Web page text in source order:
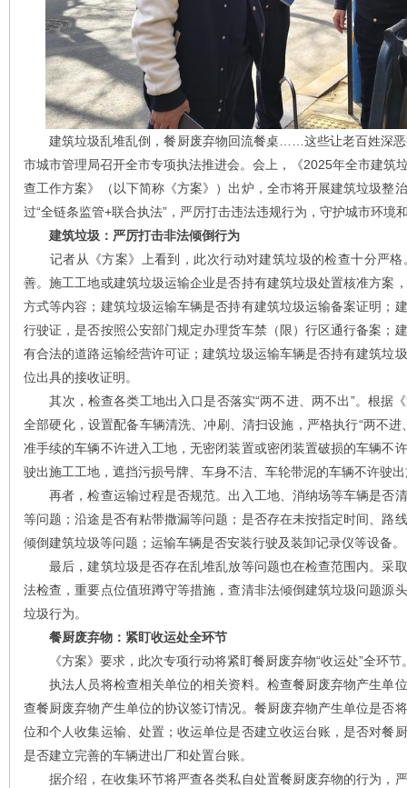
建筑垃圾乱堆乱倒，餐厨废弃物回流餐桌……这些让老百姓深恶
市城市管理局召开全市专项执法推进会。会上，《2025年全市建筑
查工作方案》（以下简称《方案》）出炉，全市将开展建筑垃圾整
过“全链条监管+联合执法”，严厉打击违法违规行为，守护城市环境
建筑垃圾：严厉打击非法倾倒行为
记者从《方案》上看到，此次行动对建筑垃圾的检查十分严格
善。施工工地或建筑垃圾运输企业是否持有建筑垃圾处置核准方案
方式等内容；建筑垃圾运输车辆是否持有建筑垃圾运输备案证明；
行驶证，是否按照公安部门规定办理货车禁（限）行区通行备案；
有合法的道路运输经营许可证；建筑垃圾运输车辆是否持有建筑垃
位出具的接收证明。
其次，检查各类工地出入口是否落实“两不进、两不出”。根据
全部硬化，设置配备车辆清洗、冲刷、清扫设施，严格执行“两不
准手续的车辆不许进入工地，无密闭装置或密闭装置破损的车辆不
驶出施工工地，遮挡污损号牌、车身不洁、车轮带泥的车辆不许驶
再者，检查运输过程是否规范。出入工地、消纳场等车辆是否
等问题；沿途是否有粘带撒漏等问题；是否存在未按指定时间、路
倾倒建筑垃圾等问题；运输车辆是否安装行驶及装卸记录仪等设备。
最后，建筑垃圾是否存在乱堆乱放等问题也在检查范围内。采
法检查，重要点位值班蹲守等措施，查清非法倾倒建筑垃圾问题源
垃圾行为。
餐厨废弃物：紧盯收运处全环节
《方案》要求，此次专项行动将紧盯餐厨废弃物“收运处”全环节
执法人员将检查相关单位的相关资料。检查餐厨废弃物产生单
查餐厨废弃物产生单位的协议签订情况。餐厨废弃物产生单位是否
位和个人收集运输、处置；收运单位是否建立收运台账，是否对餐
是否建立完善的车辆进出厂和处置台账。
据介绍，在收集环节将严查各类私自处置餐厨废弃物的行为，